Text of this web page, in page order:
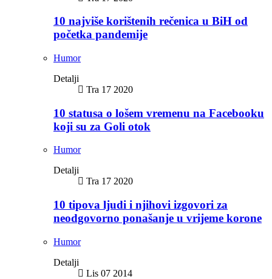
10 najviše korištenih rečenica u BiH od
početka pandemije
Humor
Detalji
Tra 17 2020
10 statusa o lošem vremenu na Facebooku
koji su za Goli otok
Humor
Detalji
Tra 17 2020
10 tipova ljudi i njihovi izgovori za
neodgovorno ponašanje u vrijeme korone
Humor
Detalji
Lis 07 2014